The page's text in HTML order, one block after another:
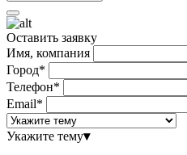
Оставить заявку
Имя, компания
Город*
Телефон*
Email*
Укажите тему▾